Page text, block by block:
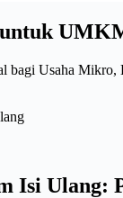
bagi Usaha
Isi Ulang: